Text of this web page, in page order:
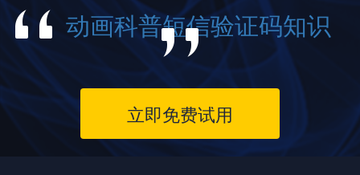
动画科普短信验证码知识
立即免费试用